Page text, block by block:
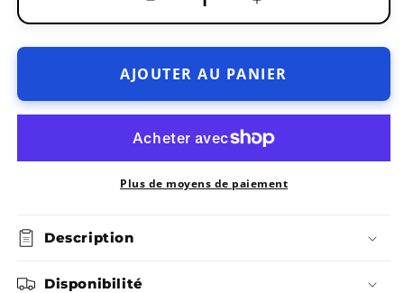
Réduire
la
quantité
de
Tuque
Augmenter
la
quantité
de
AJOUTER AU PANIER
Plus de moyens de paiement
Description
Disponibilité